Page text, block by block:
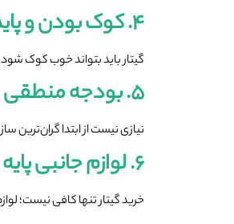
۴. کوک بودن و پایداری ساز
گیتار باید بتواند خوب کوک
۵. بودجه منطقی
نیازی نیست از ابتدا
۶. لوازم جانبی پایه
خرید گیتار تنها کافی نیست؛